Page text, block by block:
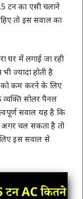
का एसी चलाने
तो इस सवाल का
घर में लगाई जा रही
ज्यादा होती है
कम करने के लिए
सोलर पैनल
सवाल यह है कि
चल सकता है तो
इस सवाल से